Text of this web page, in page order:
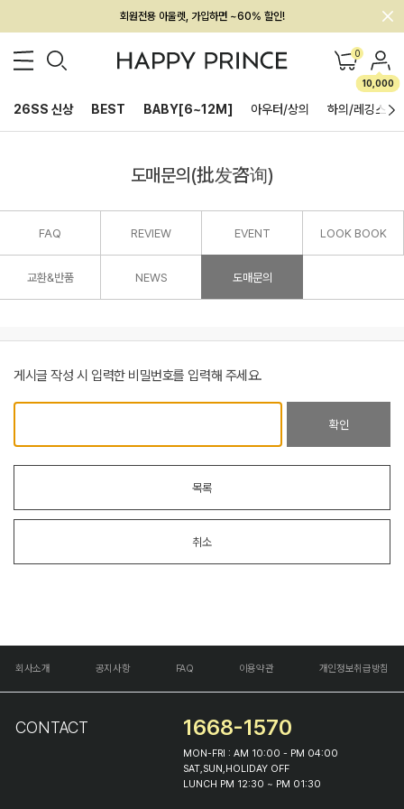
회원전용 아울렛, 가입하면 ~60% 할인!
멤버십 최대 28,000원 혜택 0
10,000
26SS 신상 BEST BABY[6~12M] 아우터/상의 하의/레깅스
도매문의(批发咨询)
FAQ REVIEW EVENT LOOK BOOK
교환&반품 NEWS 도매문의
게시글 작성 시 입력한 비밀번호를 입력해 주세요.
확인
목록
취소
회사소개 공지사항 FAQ 이용약관 개인정보취급방침
CONTACT 1668-1570
MON-FRI : AM 10:00 - PM 04:00
SAT,SUN,HOLIDAY OFF
LUNCH PM 12:30 ~ PM 01:30